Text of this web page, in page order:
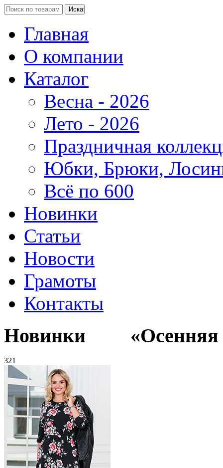
Главная
О компании
Каталог
Весна - 2026
Лето - 2026
Праздничная
Юбки, Брюки,
Всё по 600
Новинки
Статьи
Новости
Грамоты
Контакты
Новинки «Осенняя
321